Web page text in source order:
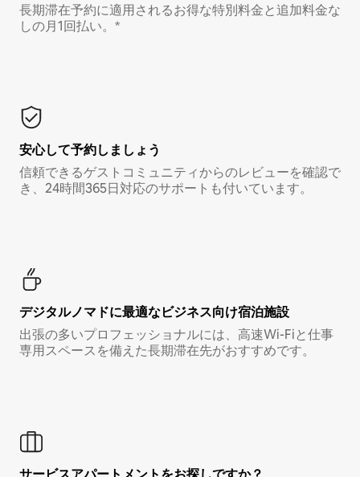
長期滞在予約に適用されるお得な特別料金と追加料金な
しの月1回払い。*
安心して予約しましょう
信頼できるゲストコミュニティからのレビューを確認で
き、24時間365日対応のサポートも付いています。
デジタルノマド⁠に最⁠適⁠なビ⁠ジ⁠ネ⁠ス⁠向⁠け宿⁠泊⁠施⁠設
出張の多いプロフェッショナルには、高速Wi-Fiと仕事
専用スペースを備えた長期滞在先がおすすめです。